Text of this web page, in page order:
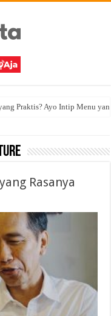
Praktis? Ayo Intip Menu
Rasanya